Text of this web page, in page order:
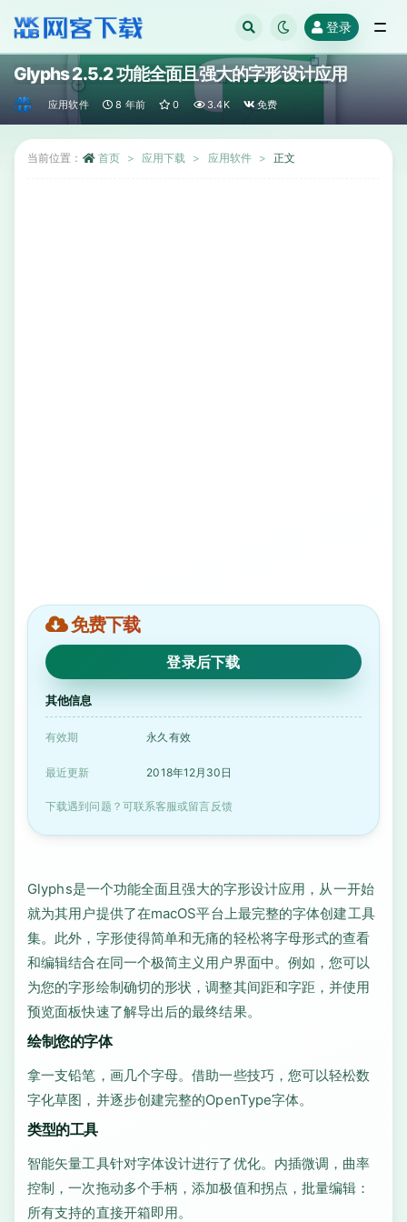
登录
Glyphs 2.5.2 功能全面且强大的字形设计应用
应用软件 8 年前 0 3.4K 免费
当前位置： 首页 应用下载 应用软件 正文
免费下载
登录后下载
其他信息
有效期 永久有效
最近更新 2018年12月30日
下载遇到问题？可联系客服或留言反馈
Glyphs是一个功能全面且强大的字形设计应用，从一开始
就为其用户提供了在macOS平台上最完整的字体创建工具
集。此外，字形使得简单和无痛的轻松将字母形式的查看
和编辑结合在同一个极简主义用户界面中。例如，您可以
为您的字形绘制确切的形状，调整其间距和字距，并使用
预览面板快速了解导出后的最终结果。
绘制您的字体
拿一支铅笔，画几个字母。借助一些技巧，您可以轻松数
字化草图，并逐步创建完整的OpenType字体。
类型的工具
智能矢量工具针对字体设计进行了优化。内插微调，曲率
控制，一次拖动多个手柄，添加极值和拐点，批量编辑：
所有支持的直接开箱即用。
全部